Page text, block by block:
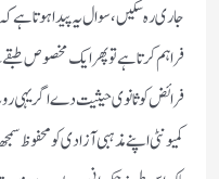
جاری رہ سکیں،سوال یہ پیدا ہوتا ہے
فراہم کرتا ہے تو پھر ایک مخصوص طبقے
فرائض کو ثانوی حیثیت دے اگر یہی رویہ
کمیونٹی اپنے مذہبی آزادی کو